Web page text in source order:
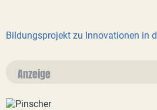
Bildungsprojekt zu Innovationen in
Anzeige